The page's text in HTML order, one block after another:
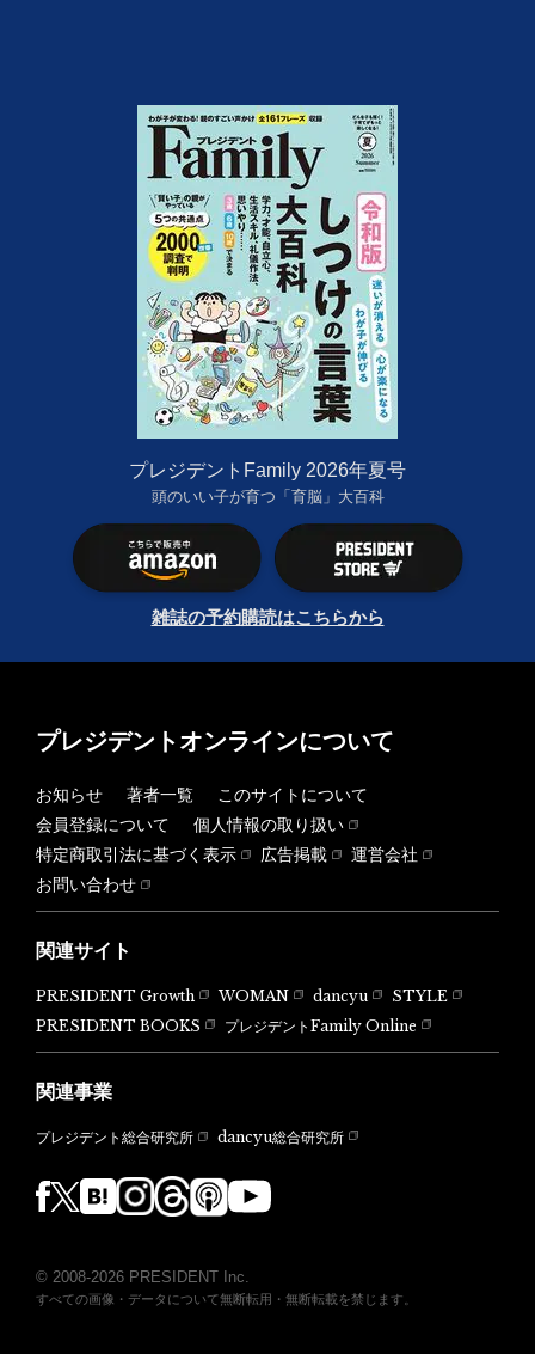
プレジデントFamily 2026年夏号
頭のいい子が育つ「育脳」大百科
雑誌の予約購読はこちらから
プレジデントオンラインについて
お知らせ 著者一覧
このサイトについて
会員登録について
個人情報の取り扱い
特定商取引法に基づく表示
広告掲載
運営会社
お問い合わせ
関連サイト
PRESIDENT Growth WOMAN dancyu
STYLE
PRESIDENT BOOKS
プレジデントFamily Online
関連事業
プレジデント総合研究所 dancyu総合研究所
© 2008-2026 PRESIDENT Inc.
すべての画像・データについて無断転用・無断転載を禁じます。